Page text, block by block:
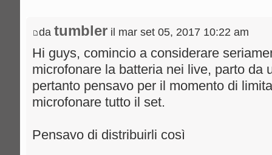
da tumbler il mar set 05, 2017 10:22 am
Hi guys, comincio a considerare
microfonare la batteria nei live, parto da
pertanto pensavo per il momento di
microfonare tutto il set.
Pensavo di distribuirli così